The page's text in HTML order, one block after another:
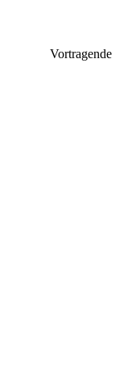
Vortragende